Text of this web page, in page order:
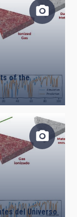
of the
del Universo